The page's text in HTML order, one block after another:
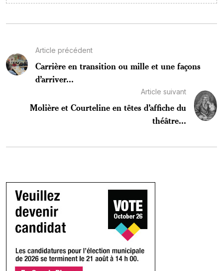
Article précédent
Carrière en transition ou mille et une façons
d’arriver...
Article suivant
Molière et Courteline en têtes d’affiche du
théâtre...